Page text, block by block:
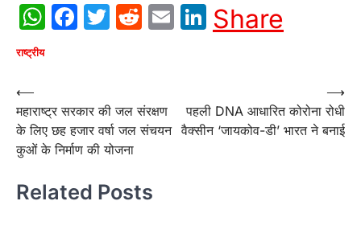
WhatsApp
Facebook
Twitter
Reddit
EmailLinkedIn
Share
राष्ट्रीय
Post
navigation
⟵
महाराष्‍ट्र सरकार की जल संरक्षण
के लिए छह हजार वर्षा जल संचयन
कुओं के निर्माण की योजना
पहली DNA आधारित कोरोना रोधी
वैक्सीन ‘जायकोव-डी’ भारत ने बनाई
⟶
Related Posts